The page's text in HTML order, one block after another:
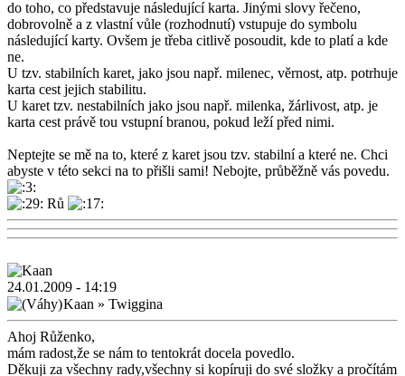
do toho, co představuje následující karta. Jinými slovy řečeno,
dobrovolně a z vlastní vůle (rozhodnutí) vstupuje do symbolu
následující karty. Ovšem je třeba citlivě posoudit, kde to platí a kde
ne.
U tzv. stabilních karet, jako jsou např. milenec, věrnost, atp. potrhuje
karta cest jejich stabilitu.
U karet tzv. nestabilních jako jsou např. milenka, žárlivost, atp. je
karta cest právě tou vstupní branou, pokud leží před nimi.
Neptejte se mě na to, které z karet jsou tzv. stabilní a které ne. Chci
abyste v této sekci na to přišli sami! Nebojte, průběžně vás povedu.
Rů
24.01.2009 - 14:19
Kaan » Twiggina
Ahoj Růženko,
mám radost,že se nám to tentokrát docela povedlo.
Děkuji za všechny rady,všechny si kopíruji do své složky a pročítám